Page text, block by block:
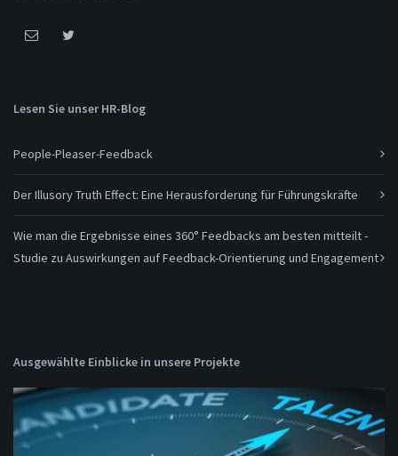
Lesen Sie unser HR-Blog
People-Pleaser-Feedback
Der Illusory Truth Effect: Eine Herausforderung für Führungskräfte
Wie man die Ergebnisse eines 360° Feedbacks am besten mitteilt -
Studie zu Auswirkungen auf Feedback-Orientierung und Engagement
Ausgewählte Einblicke in unsere Projekte